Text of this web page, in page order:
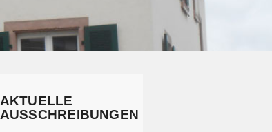
AKTUELLE
AUSSCHREIBUNGEN